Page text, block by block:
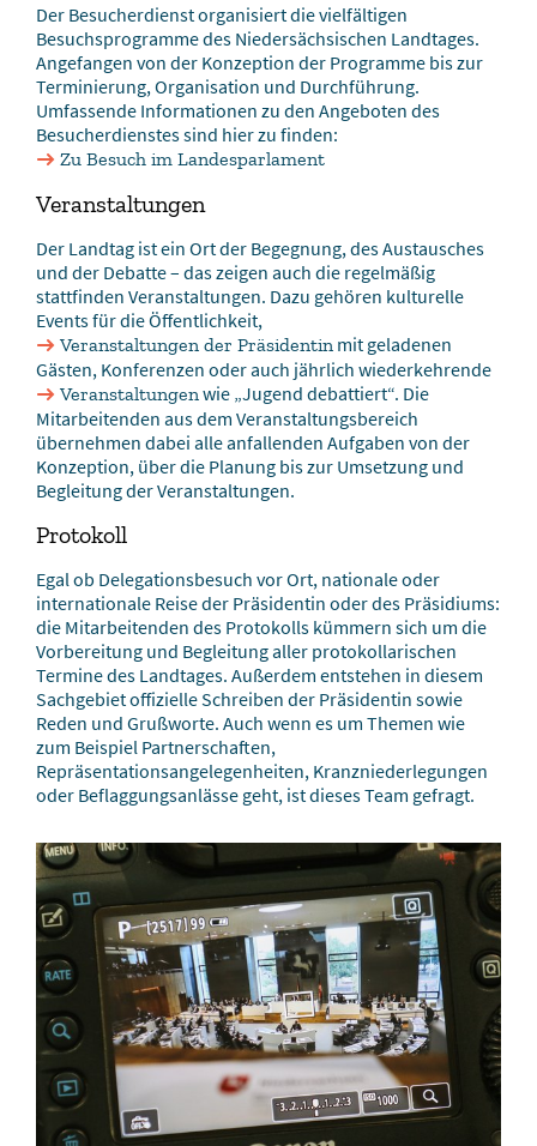
Der Besucherdienst organisiert die vielfältigen
Besuchsprogramme des Niedersächsischen Landtages.
Angefangen von der Konzeption der Programme bis zur
Terminierung, Organisation und Durchführung.
Umfassende Informationen zu den Angeboten des
Besucherdienstes sind hier zu finden:
Zu Besuch im Landesparlament
Veranstaltungen
Der Landtag ist ein Ort der Begegnung, des Austausches
und der Debatte – das zeigen auch die regelmäßig
stattfinden Veranstaltungen. Dazu gehören kulturelle
Events für die Öffentlichkeit,
Veranstaltungen der Präsidentin mit geladenen
Gästen, Konferenzen oder auch jährlich wiederkehrende
Veranstaltungenwie „Jugend debattiert“. Die
Mitarbeitenden aus dem Veranstaltungsbereich
übernehmen dabei alle anfallenden Aufgaben von der
Konzeption, über die Planung bis zur Umsetzung und
Begleitung der Veranstaltungen.
Protokoll
Egal ob Delegationsbesuch vor Ort, nationale oder
internationale Reise der Präsidentin oder des Präsidiums:
die Mitarbeitenden des Protokolls kümmern sich um die
Vorbereitung und Begleitung aller protokollarischen
Termine des Landtages. Außerdem entstehen in diesem
Sachgebiet offizielle Schreiben der Präsidentin sowie
Reden und Grußworte. Auch wenn es um Themen wie
zum Beispiel Partnerschaften,
Repräsentationsangelegenheiten, Kranzniederlegungen
oder Beflaggungsanlässe geht, ist dieses Team gefragt.